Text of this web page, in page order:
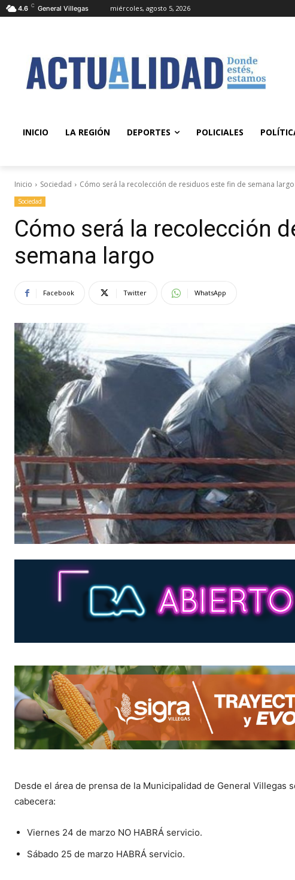
4.6 C General Villegas miércoles, agosto 5, 2026
INICIO LA REGIÓN DEPORTES POLICIALES
Inicio Sociedad Cómo será la recolección de residuos este fin de semana largo
Sociedad
Cómo será la recolección
semana largo
Facebook Twitter WhatsApp
Desde el área de prensa de la Municipalidad de General
cabecera:
Viernes 24 de marzo NO HABRÁ servicio.
Sábado 25 de marzo HABRÁ servicio.